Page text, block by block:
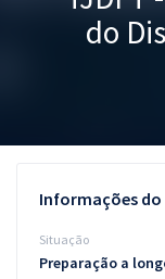
Graduação
Blog
do
Informações do
Situação
Preparação a